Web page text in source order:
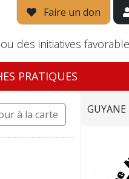
Faire un don
des initiatives
PRATIQUES
à la carte GUYANE